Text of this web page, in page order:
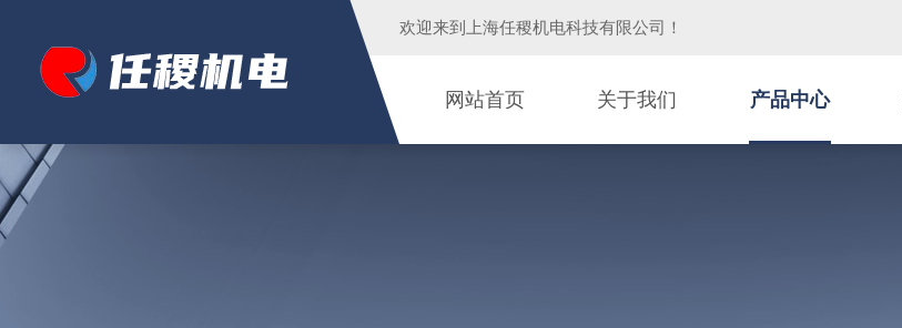
欢迎来到 上海任稷机电科技有限公司 ！
网站首页 关于我们 产品中心